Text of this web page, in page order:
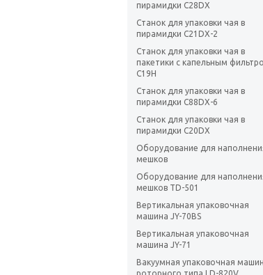
пирамидки C28DX
Станок для упаковки чая в
пирамидки C21DX-2
Станок для упаковки чая в
пакетики с капельным
C19H
Станок для упаковки чая в
пирамидки C88DX-6
Станок для упаковки чая в
пирамидки C20DX
Оборудование для
мешков
Оборудование для
мешков TD-501
Вертикальная упаковочная
машина JY-70BS
Вертикальная упаковочная
машина JY-71
Вакуумная упаковочная